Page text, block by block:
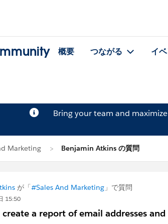
概要 つながる イ
Bring your team and
Marketing Benjamin Atkins の質問
が「#Sales And Marketing 」で質問
15:50
a report of email addresses